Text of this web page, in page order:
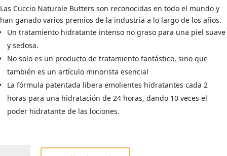
original
era:
19,88€.
actual
es:
12,90€.
Las Cuccio Naturale Butters son reconocidas en todo el mundo y
han ganado varios premios de la industria a lo largo de los años.
Un tratamiento hidratante intenso no graso para una piel suave
y sedosa.
No solo es un producto de tratamiento fantástico, sino que
también es un artículo minorista esencial
La fórmula patentada libera emolientes hidratantes cada 2
horas para una hidratación de 24 horas, dando 10 veces el
poder hidratante de las lociones.